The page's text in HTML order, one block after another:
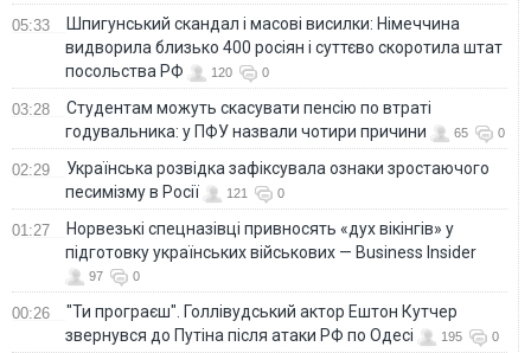
05:33
Шпигунський скандал і масові висилки: Німеччина
видворила близько 400 росіян і суттєво скоротила штат
посольства РФ
120 0
03:28
Студентам можуть скасувати пенсію по втраті
годувальника: у ПФУ назвали чотири причини
65 0
02:29
Українська розвідка зафіксувала ознаки зростаючого
песимізму в Росії
121 0
01:27
Норвезькі спецназівці привносять «дух вікінгів» у
підготовку українських військових — Business Insider
97 0
00:26
"Ти програєш". Голлівудський актор Ештон Кутчер
звернувся до Путіна після атаки РФ по Одесі
195 0